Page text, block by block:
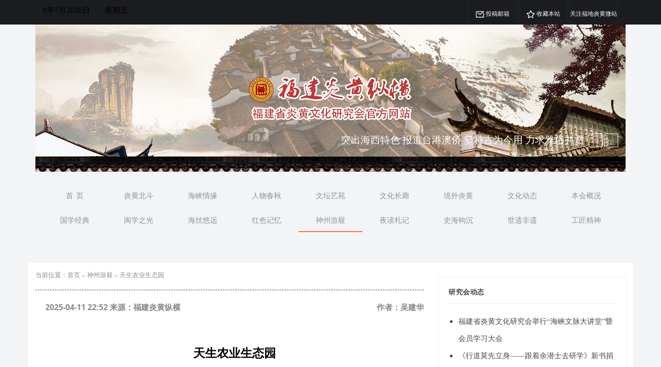
8年7月2026日 星期五 投稿邮箱 收藏本站 关注福地炎黄微站
弘扬优秀文化 振奋民族精神 介绍民族瑰宝 宣传中华精英
突出海西特色 报道台港澳侨 坚持古为今用 力求雅俗共赏
首 页 炎黄北斗 海峡情缘 人物春秋 文坛艺苑 文化长廊 境外炎黄 文化动态 本会概况
国学经典 闽学之光 海丝悠远 红色记忆 神州游屐 夜读札记 史海钩沉 世遗非遗 工匠精神
当前位置： 首页 ›› 神州游屐 ›› 天生农业生态园
2025-04-11 22:52 来源：福建炎黄纵横 作者：吴建华
天生农业生态园
研究会动态
福建省炎黄文化研究会举行“海峡文脉大讲堂”暨
会员学习大会
《行道莫先立身——跟着余潜士去研学》新书捐